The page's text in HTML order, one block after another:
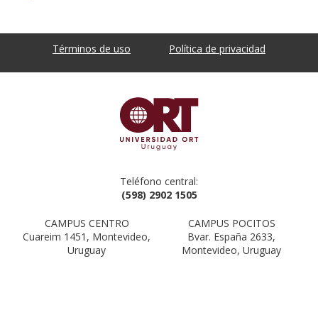
Términos de uso Política de privacidad
Teléfono central:
(598) 2902 1505
CAMPUS CENTRO
Cuareim 1451, Montevideo,
Uruguay
CAMPUS POCITOS
Bvar. España 2633,
Montevideo, Uruguay